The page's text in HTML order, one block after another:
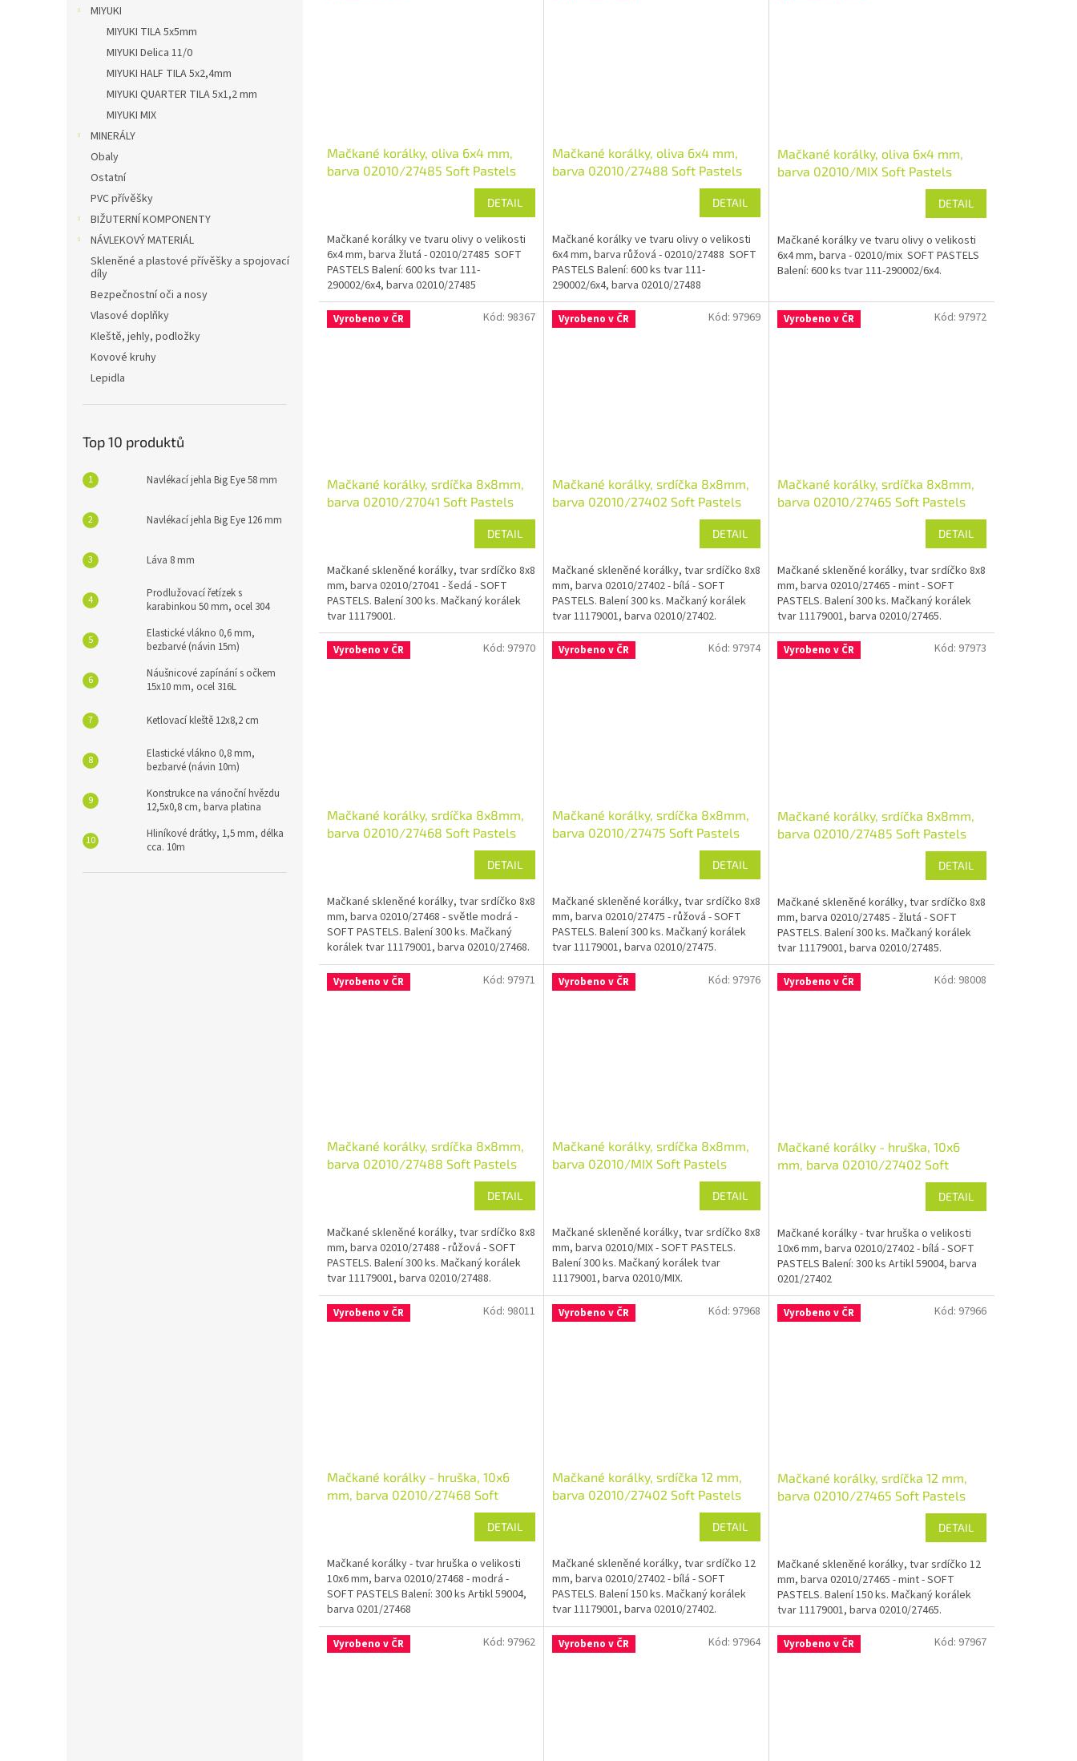
MIYUKI
MIYUKI TILA 5x5mm
MIYUKI Delica 11/0
MIYUKI HALF TILA 5x2,4mm
MIYUKI QUARTER TILA 5x1,2 mm
MIYUKI MIX
MINERÁLY
Obaly
Ostatní
PVC přívěšky
BIŽUTERNÍ KOMPONENTY
NÁVLEKOVÝ MATERIÁL
Skleněné a plastové přívěšky a spojovací
díly
Bezpečnostní oči a nosy
Vlasové doplňky
Kleště, jehly, podložky
Kovové kruhy
Lepidla
Top 10 produktů
Navlékací jehla Big Eye 58 mm
Navlékací jehla Big Eye 126 mm
Láva 8 mm
Prodlužovací řetízek s
karabinkou 50 mm, ocel 304
Elastické vlákno 0,6 mm,
bezbarvé (návin 15m)
Náušnicové zapínání s očkem
15x10 mm, ocel 316L
Ketlovací kleště 12x8,2 cm
Elastické vlákno 0,8 mm,
bezbarvé (návin 10m)
Konstrukce na vánoční hvězdu
12,5x0,8 cm, barva platina
Hliníkové drátky, 1,5 mm, délka
cca. 10m
Mačkané korálky, oliva 6x4 mm,
barva 02010/27485 Soft Pastels
DETAIL
Mačkané korálky ve tvaru olivy o velikosti
6x4 mm, barva žlutá - 02010/27485 SOFT
PASTELS Balení: 600 ks tvar 111-
290002/6x4, barva 02010/27485
Mačkané korálky, oliva 6x4 mm,
barva 02010/27488 Soft Pastels
DETAIL
Mačkané korálky ve tvaru olivy o velikosti
6x4 mm, barva růžová - 02010/27488 SOFT
PASTELS Balení: 600 ks tvar 111-
290002/6x4, barva 02010/27488
Mačkané korálky, oliva 6x4 mm,
barva 02010/MIX Soft Pastels
DETAIL
Mačkané korálky ve tvaru olivy o velikosti
6x4 mm, barva - 02010/mix SOFT PASTELS
Balení: 600 ks tvar 111-290002/6x4.
Vyrobeno v ČR
Mačkané korálky, srdíčka 8x8mm,
barva 02010/27041 Soft Pastels
DETAIL
Mačkané skleněné korálky, tvar srdíčko 8x8
mm, barva 02010/27041 - šedá - SOFT
PASTELS. Balení 300 ks. Mačkaný korálek
tvar 11179001.
Kód: 98367 Vyrobeno v ČR
Mačkané korálky, srdíčka 8x8mm,
barva 02010/27402 Soft Pastels
DETAIL
Mačkané skleněné korálky, tvar srdíčko 8x8
mm, barva 02010/27402 - bílá - SOFT
PASTELS. Balení 300 ks. Mačkaný korálek
tvar 11179001, barva 02010/27402.
Kód: 97969 Vyrobeno v ČR
Mačkané korálky, srdíčka 8x8mm,
barva 02010/27465 Soft Pastels
DETAIL
Mačkané skleněné korálky, tvar srdíčko 8x8
mm, barva 02010/27465 - mint - SOFT
PASTELS. Balení 300 ks. Mačkaný korálek
tvar 11179001, barva 02010/27465.
Kód: 97972
Vyrobeno v ČR
Mačkané korálky, srdíčka 8x8mm,
barva 02010/27468 Soft Pastels
DETAIL
Mačkané skleněné korálky, tvar srdíčko 8x8
mm, barva 02010/27468 - světle modrá -
SOFT PASTELS. Balení 300 ks. Mačkaný
korálek tvar 11179001, barva 02010/27468.
Kód: 97970 Vyrobeno v ČR
Mačkané korálky, srdíčka 8x8mm,
barva 02010/27475 Soft Pastels
DETAIL
Mačkané skleněné korálky, tvar srdíčko 8x8
mm, barva 02010/27475 - růžová - SOFT
PASTELS. Balení 300 ks. Mačkaný korálek
tvar 11179001, barva 02010/27475.
Kód: 97974 Vyrobeno v ČR
Mačkané korálky, srdíčka 8x8mm,
barva 02010/27485 Soft Pastels
DETAIL
Mačkané skleněné korálky, tvar srdíčko 8x8
mm, barva 02010/27485 - žlutá - SOFT
PASTELS. Balení 300 ks. Mačkaný korálek
tvar 11179001, barva 02010/27485.
Kód: 97973
Vyrobeno v ČR
Mačkané korálky, srdíčka 8x8mm,
barva 02010/27488 Soft Pastels
DETAIL
Mačkané skleněné korálky, tvar srdíčko 8x8
mm, barva 02010/27488 - růžová - SOFT
PASTELS. Balení 300 ks. Mačkaný korálek
tvar 11179001, barva 02010/27488.
Kód: 97971 Vyrobeno v ČR
Mačkané korálky, srdíčka 8x8mm,
barva 02010/MIX Soft Pastels
DETAIL
Mačkané skleněné korálky, tvar srdíčko 8x8
mm, barva 02010/MIX - SOFT PASTELS.
Balení 300 ks. Mačkaný korálek tvar
11179001, barva 02010/MIX.
Kód: 97976 Vyrobeno v ČR
Mačkané korálky - hruška, 10x6
mm, barva 02010/27402 Soft
DETAIL
Mačkané korálky - tvar hruška o velikosti
10x6 mm, barva 02010/27402 - bílá - SOFT
PASTELS Balení: 300 ks Artikl 59004, barva
0201/27402
Kód: 98008
Vyrobeno v ČR
Mačkané korálky - hruška, 10x6
mm, barva 02010/27468 Soft
DETAIL
Mačkané korálky - tvar hruška o velikosti
10x6 mm, barva 02010/27468 - modrá -
SOFT PASTELS Balení: 300 ks Artikl 59004,
barva 0201/27468
Kód: 98011 Vyrobeno v ČR
Mačkané korálky, srdíčka 12 mm,
barva 02010/27402 Soft Pastels
DETAIL
Mačkané skleněné korálky, tvar srdíčko 12
mm, barva 02010/27402 - bílá - SOFT
PASTELS. Balení 150 ks. Mačkaný korálek
tvar 11179001, barva 02010/27402.
Kód: 97968 Vyrobeno v ČR
Mačkané korálky, srdíčka 12 mm,
barva 02010/27465 Soft Pastels
DETAIL
Mačkané skleněné korálky, tvar srdíčko 12
mm, barva 02010/27465 - mint - SOFT
PASTELS. Balení 150 ks. Mačkaný korálek
tvar 11179001, barva 02010/27465.
Kód: 97966
Vyrobeno v ČR Kód: 97962 Vyrobeno v ČR Kód: 97964 Vyrobeno v ČR Kód: 97967